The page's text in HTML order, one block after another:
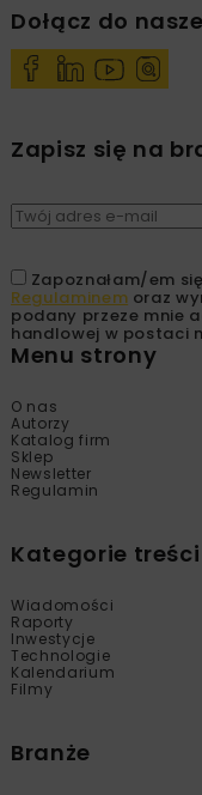
Dołącz do
Zapisz się na
Zapoznałam/em
Regulaminem oraz
podany przeze mnie
handlowej w postaci
Menu strony
O nas
Autorzy
Katalog firm
Sklep
Newsletter
Regulamin
Kategorie treści
Wiadomości
Raporty
Inwestycje
Technologie
Kalendarium
Filmy
Branże